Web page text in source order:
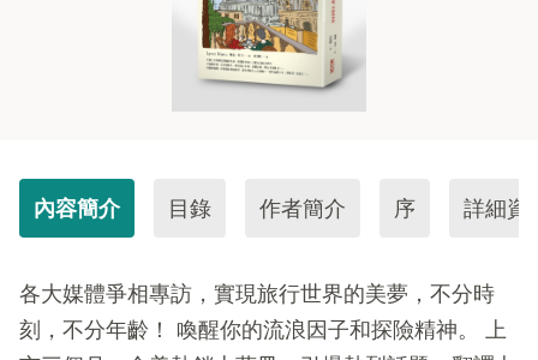
內容簡介 目錄 作者簡介 序 詳細資
各大媒體爭相專訪，實現旅行世界的美夢，不分時
刻，不分年齡！ 喚醒你的流浪因子和探險精神。 上